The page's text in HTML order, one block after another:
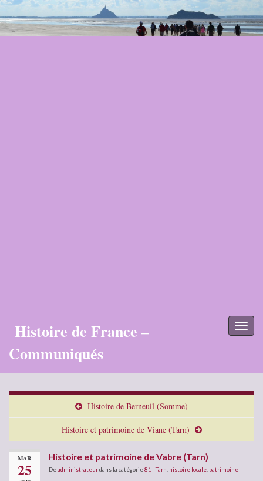
Histoire de France –
Communiqués
Histoire de Berneuil (Somme)
Histoire et patrimoine de Viane (Tarn)
MAR
25
Histoire et patrimoine de Vabre (Tarn)
Deadministrateurdans la catégorie81 - Tarn histoire locale patrimoine